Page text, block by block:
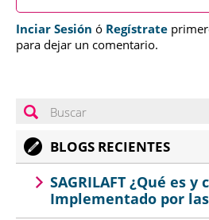
Inciar Sesión ó Regístrate
para dejar un comentario.
BLOGS RECIENTES
SAGRILAFT ¿Qué es
Implementado por